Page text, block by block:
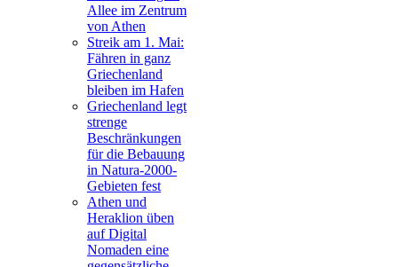
Allee im Zentrum
von Athen
Streik am 1. Mai:
Fähren in ganz
Griechenland
bleiben im Hafen
Griechenland legt
strenge
Beschränkungen
für die Bebauung
in Natura-2000-
Gebieten fest
Athen und
Heraklion üben
auf Digital
Nomaden eine